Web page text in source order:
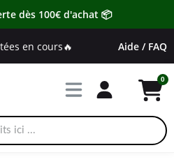
dès 100€ d'achat 📦
en cours🔥 Aide / FAQ